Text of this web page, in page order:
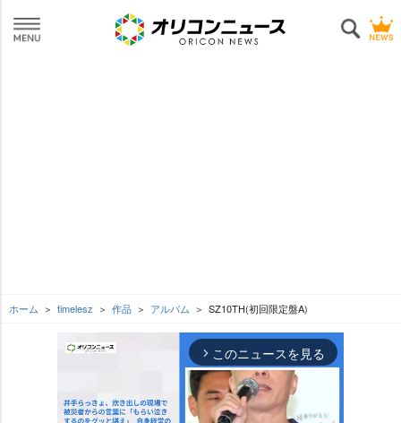
ホーム timelesz 作品 アルバム SZ10TH(初回限定盤A)
arrow_forward_ios このニュースを見る